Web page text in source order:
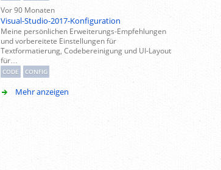
Vor 90 Monaten
Visual-Studio-2017-Konfiguration
Meine persönlichen Erweiterungs-Empfehlungen
und vorbereitete Einstellungen für
Textformatierung, Codebereinigung und UI-Layout
für…
CODE CONFIG
Mehr anzeigen